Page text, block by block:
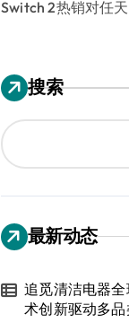
Switch 2热销对任
搜索
最新动态
追觅清洁电器
术创新驱动多品